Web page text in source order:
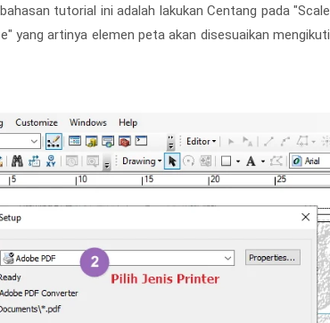
tutorial ini adalah lakukan Centang pada "Scale
yang artinya elemen peta akan disesuaikan mengikuti